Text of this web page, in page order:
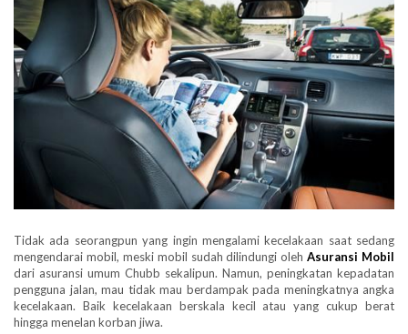
Tidak ada seorangpun yang ingin mengalami kecelakaan saat sedang
mengendarai mobil, meski mobil sudah dilindungi oleh Asuransi Mobil
dari asuransi umum Chubb sekalipun. Namun, peningkatan kepadatan
pengguna jalan, mau tidak mau berdampak pada meningkatnya angka
kecelakaan. Baik kecelakaan berskala kecil atau yang cukup berat
hingga menelan korban jiwa.